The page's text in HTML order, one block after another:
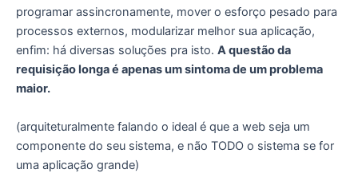
programar assincronamente, mover o esforço pesado para
processos externos, modularizar melhor sua aplicação,
enfim: há diversas soluções pra isto. A questão da
requisição longa é apenas um sintoma de um problema
maior.
(arquiteturalmente falando o ideal é que a web seja um
componente do seu sistema, e não TODO o sistema se for
uma aplicação grande)